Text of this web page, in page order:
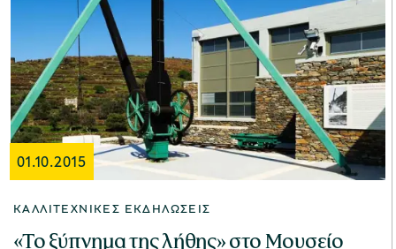
01.10.2015
ΚΑΛΛΙΤΕΧΝΙΚΈΣ ΕΚΔΗΛΏΣΕΙΣ
«Το ξύπνημα της λήθης» στο Μουσείο